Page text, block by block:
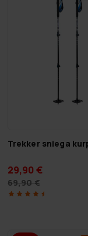
Trekker sniega
29,90 €
69,90 €